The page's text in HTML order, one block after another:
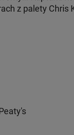
z palety Chris